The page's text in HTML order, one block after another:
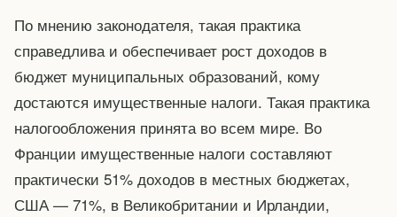
По мнению законодателя, такая практика
справедлива и обеспечивает рост доходов в
бюджет муниципальных образований, кому
достаются имущественные налоги. Такая практика
налогообложения принята во всем мире. Во
Франции имущественные налоги составляют
практически 51% доходов в местных бюджетах,
США — 71%, в Великобритании и Ирландии,